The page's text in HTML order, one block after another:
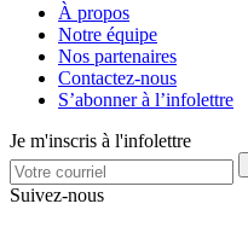
À propos
Notre équipe
Nos partenaires
Contactez-nous
S’abonner à l’infolettre
Je m'inscris à l'infolettre
Suivez-nous